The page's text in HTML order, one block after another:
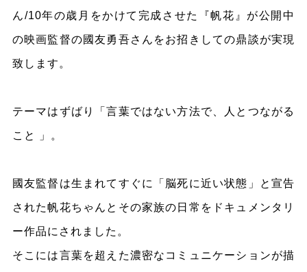
ん/10年の歳月をかけて完成させた『帆花』が公開中
の映画監督の國友勇吾さんをお招きしての鼎談が実現
致します。
テーマはずばり「言葉ではない方法で、人とつながる
こと 」。
國友監督は生まれてすぐに「脳死に近い状態」と宣告
された帆花ちゃんとその家族の日常をドキュメンタリ
ー作品にされました。
そこには言葉を超えた濃密なコミュニケーションが描